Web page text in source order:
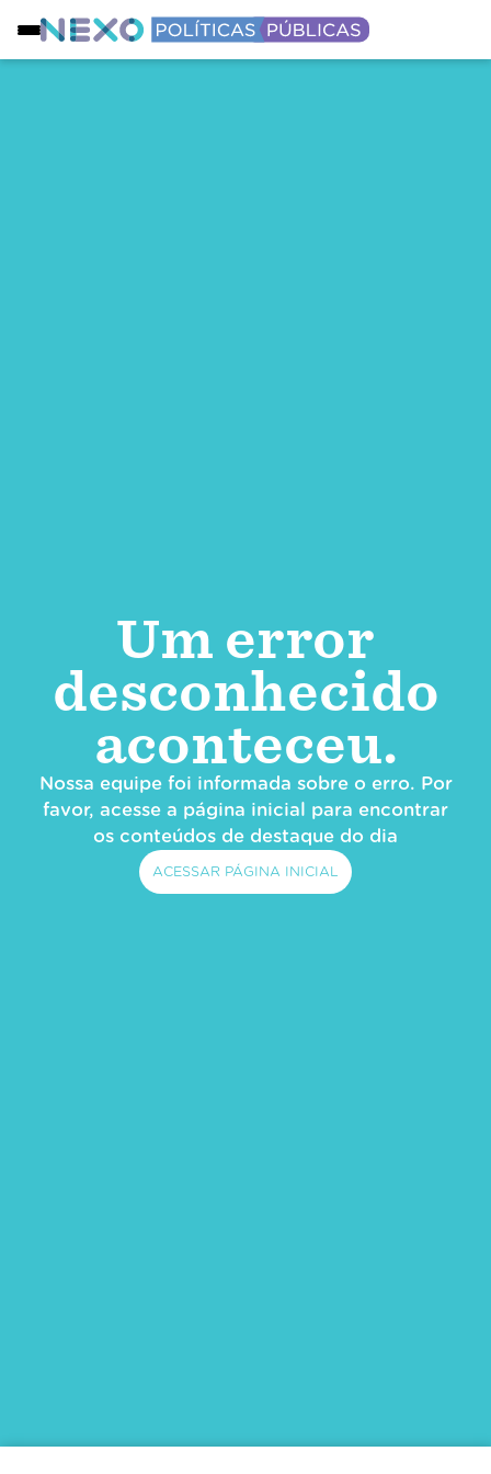
Um error
desconhecido
aconteceu.
Nossa equipe foi informada sobre o erro. Por
favor, acesse a página inicial para encontrar
os conteúdos de destaque do dia
ACESSAR PÁGINA INICIAL